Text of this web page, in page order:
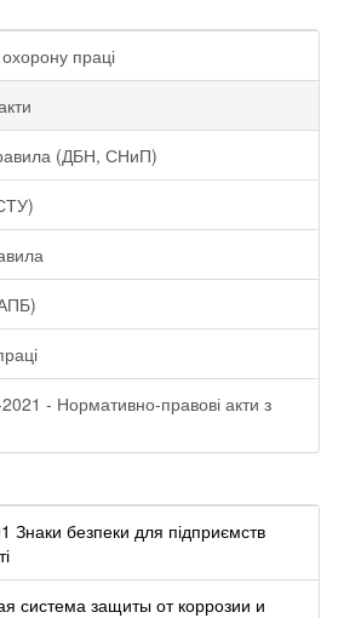
праці
(ДБН, СНиП)
- Нормативно-правові акти з
безпеки для підприємств
система защиты от коррозии и